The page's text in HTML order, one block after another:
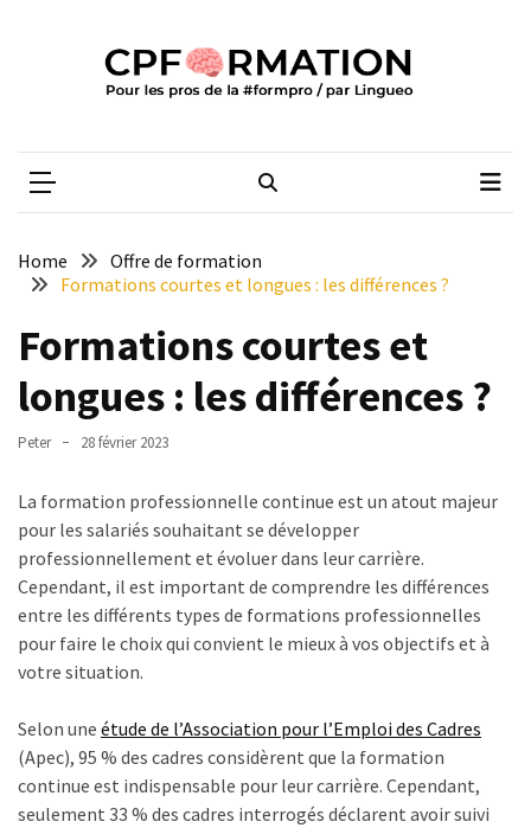
réussi,
aller
loin
TVA,
subrogation,
remboursement
réellement
changer
dans
CPFORMATION
Home
Offre de formation
Formations courtes et longues : les différences ?
Formations courtes et
longues : les différences ?
Peter 28 février 2023
La formation professionnelle continue est un atout majeur
pour les salariés souhaitant se développer
professionnellement et évoluer dans leur carrière.
Cependant, il est important de comprendre les différences
entre les différents types de formations professionnelles
pour faire le choix qui convient le mieux à vos objectifs et à
votre situation.
Selon une étude de l’Association pour l’Emploi des Cadres
(Apec), 95 % des cadres considèrent que la formation
continue est indispensable pour leur carrière. Cependant,
seulement 33 % des cadres interrogés déclarent avoir suivi